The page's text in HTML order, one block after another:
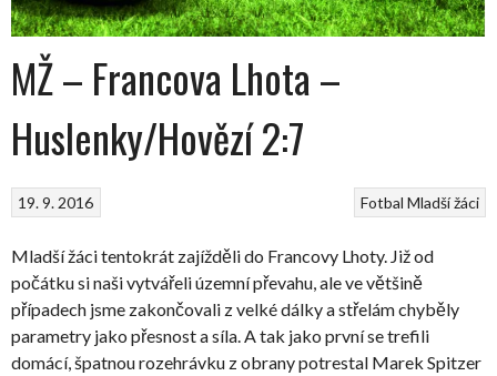
MŽ – Francova Lhota –
Huslenky/Hovězí 2:7
Fotbal Mladší žáci
19. 9. 2016
Mladší žáci tentokrát zajížděli do Francovy Lhoty. Již od
počátku si naši vytvářeli územní převahu, ale ve většině
případech jsme zakončovali z velké dálky a střelám chyběly
parametry jako přesnost a síla. A tak jako první se trefili
domácí, špatnou rozehrávku z obrany potrestal Marek Spitzer